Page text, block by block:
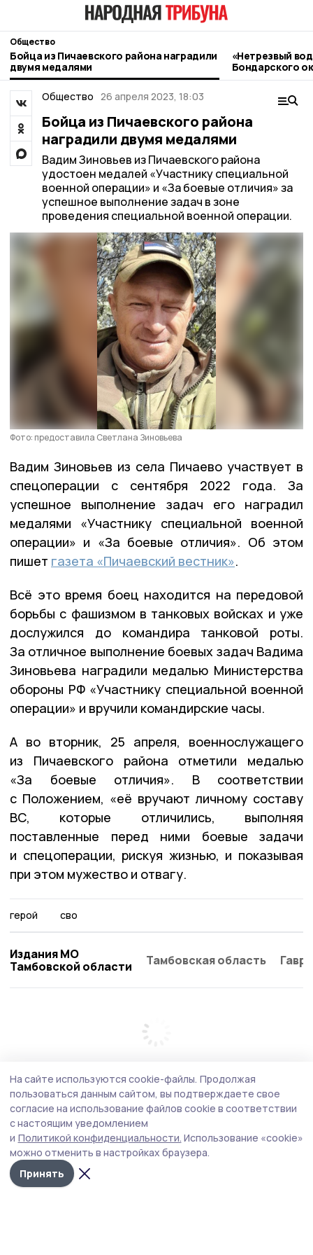
Общество
Бойца из Пичаевского района наградили
двумя медалями
«Нетрезвый
Бондарского
контроль
Общество 26 апреля 2023, 18:03
Бойца из Пичаевского района
наградили двумя медалями
Вадим Зиновьев из Пичаевского района
удостоен медалей «Участнику специальной
военной операции» и «За боевые отличия» за
успешное выполнение задач в зоне
проведения специальной военной операции.
Фото: предоставила Светлана Зиновьева
Вадим Зиновьев из села Пичаево участвует в
спецоперации с сентября 2022 года. За
успешное выполнение задач его наградил
медалями «Участнику специальной военной
операции» и «За боевые отличия». Об этом
пишет газета «Пичаевский вестник».
Всё это время боец находится на передовой
борьбы с фашизмом в танковых войсках и уже
дослужился до командира танковой роты.
За отличное выполнение боевых задач Вадима
Зиновьева наградили медалью Министерства
обороны РФ «Участнику специальной военной
операции» и вручили командирские часы.
А во вторник, 25 апреля, военнослужащего
из Пичаевского района отметили медалью
«За боевые отличия». В соответствии
с Положением, «её вручают личному составу
ВС, которые отличились, выполняя
поставленные перед ними боевые задачи
и спецоперации, рискуя жизнью, и показывая
при этом мужество и отвагу.
герой сво
Издания МО
Тамбовской области
Тамбовская область
На сайте используются cookie-файлы. Продолжая
пользоваться данным сайтом, вы подтверждаете свое
согласие на использование файлов cookie в соответствии
с настоящим уведомлением
и Политикой конфиденциальности. Использование «cookie»
можно отменить в настройках браузера.
Принять